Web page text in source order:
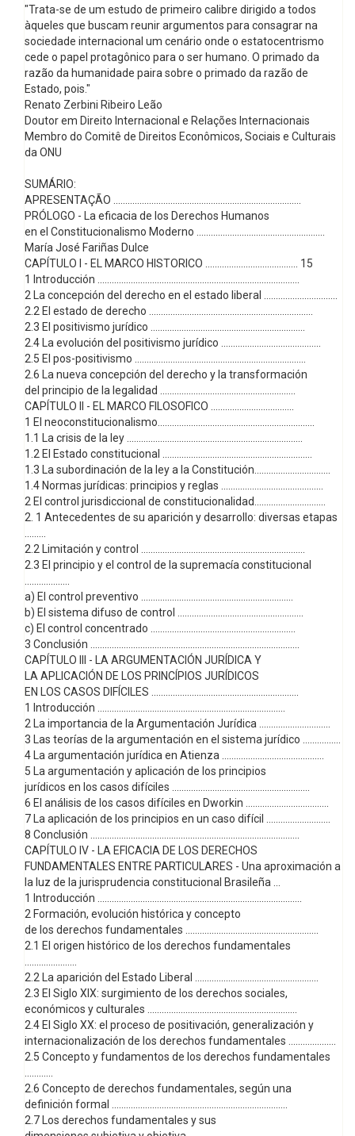
"Trata-se de um estudo de primeiro calibre dirigido a todos
àqueles que buscam reunir argumentos para consagrar na
sociedade internacional um cenário onde o estatocentrismo
cede o papel protagônico para o ser humano. O primado da
razão da humanidade paira sobre o primado da razão de
Estado, pois."
Renato Zerbini Ribeiro Leão
Doutor em Direito Internacional e Relações Internacionais
Membro do Comitê de Direitos Econômicos, Sociais e Culturais
da ONU
SUMÁRIO:
APRESENTAÇÃO ...............................................................................
PRÓLOGO - La eficacia de los Derechos Humanos
en el Constitucionalismo Moderno ......................................................
María José Fariñas Dulce
CAPÍTULO I - EL MARCO HISTORICO ....................................... 15
1 Introducción .....................................................................................
2 La concepción del derecho en el estado liberal ...............................
2.2 El estado de derecho .....................................................................
2.3 El positivismo jurídico .................................................................
2.4 La evolución del positivismo jurídico ..........................................
2.5 El pos-positivismo ........................................................................
2.6 La nueva concepción del derecho y la transformación
del principio de la legalidad .........................................................
CAPÍTULO II - EL MARCO FILOSOFICO ...................................
1 El neoconstitucionalismo..................................................................
1.1 La crisis de la ley ..........................................................................
1.2 El Estado constitucional ...............................................................
1.3 La subordinación de la ley a la Constitución................................
1.4 Normas jurídicas: principios y reglas ...........................................
2 El control jurisdiccional de constitucionalidad..............................
2. 1 Antecedentes de su aparición y desarrollo: diversas etapas
.........
2.2 Limitación y control .....................................................................
2.3 El principio y el control de la supremacía constitucional
...................
a) El control preventivo ................................................................
b) El sistema difuso de control .....................................................
c) El control concentrado .............................................................
3 Conclusión ........................................................................................
CAPÍTULO III - LA ARGUMENTACIÓN JURÍDICA Y
LA APLICACIÓN DE LOS PRINCÍPIOS JURÍDICOS
EN LOS CASOS DIFÍCILES ..............................................................
1 Introducción ...............................................................................
2 La importancia de la Argumentación Jurídica ..............................
3 Las teorías de la argumentación en el sistema jurídico ................
4 La argumentación jurídica en Atienza ...........................................
5 La argumentación y aplicación de los principios
jurídicos en los casos difíciles ..........................................................
6 El análisis de los casos difíciles en Dworkin ...................................
7 La aplicación de los principios en un caso difícil ...........................
8 Conclusión ........................................................................................
CAPÍTULO IV - LA EFICACIA DE LOS DERECHOS
FUNDAMENTALES ENTRE PARTICULARES - Una aproximación a
la luz de la jurisprudencia constitucional Brasileña ...
1 Introducción ......................................................................................
2 Formación, evolución histórica y concepto
de los derechos fundamentales ........................................................
2.1 El origen histórico de los derechos fundamentales
......................
2.2 La aparición del Estado Liberal ....................................................
2.3 El Siglo XIX: surgimiento de los derechos sociales,
económicos y culturales ...............................................................
2.4 El Siglo XX: el proceso de positivación, generalización y
internacionalización de los derechos fundamentales ....................
2.5 Concepto y fundamentos de los derechos fundamentales
............
2.6 Concepto de derechos fundamentales, según una
definición formal ..........................................................................
2.7 Los derechos fundamentales y sus